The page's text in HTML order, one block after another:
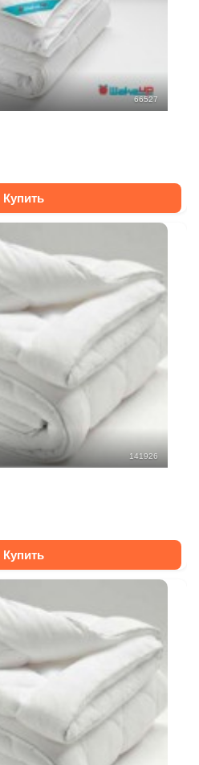
66527
Купить
141926
Купить